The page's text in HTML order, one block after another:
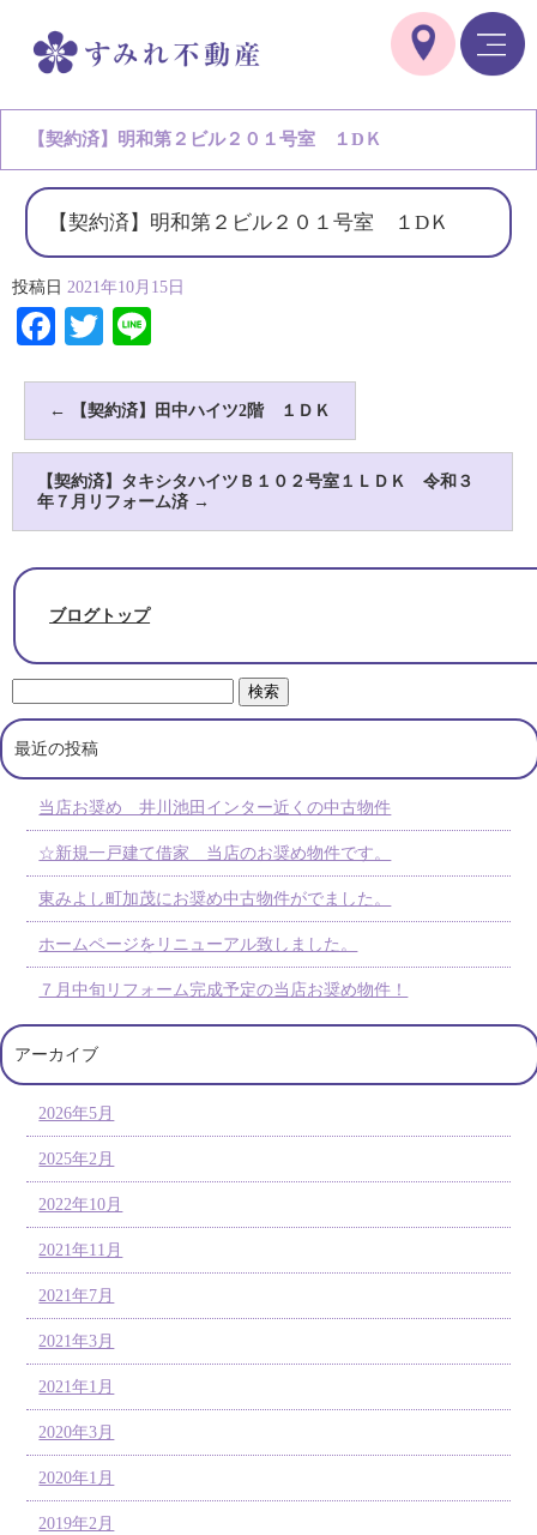
【契約済】明和第２ビル２０１号室 １DＫ
【契約済】明和第２ビル２０１号室 １DＫ
投稿日 2021年10月15日
Facebook
Twitter
← 【契約済】田中ハイツ2階 １ＤＫ
【契約済】タキシタハイツＢ１０２号室１ＬＤＫ 令和３
年７月リフォーム済 →
ブログトップ
最近の投稿
当店お奨め 井川池田インター近くの中古物件
☆新規一戸建て借家 当店のお奨め物件です。
東みよし町加茂にお奨め中古物件がでました。
ホームページをリニューアル致しました。
７月中旬リフォーム完成予定の当店お奨め物件！
アーカイブ
2026年5月
2025年2月
2022年10月
2021年11月
2021年7月
2021年3月
2021年1月
2020年3月
2020年1月
2019年2月